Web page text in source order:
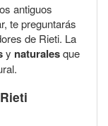
antiguos
te preguntarás
de Rieti. La
y naturalesque